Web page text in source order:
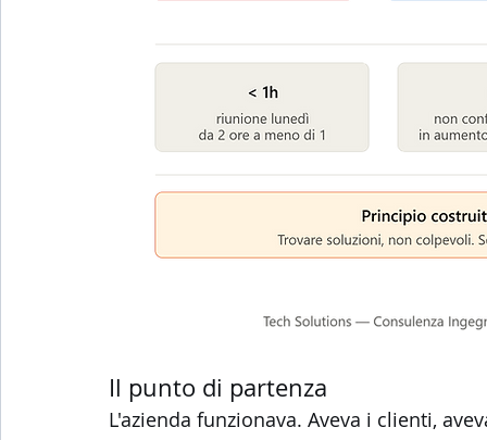
Il punto di partenza
L'azienda funzionava. Aveva i clienti,